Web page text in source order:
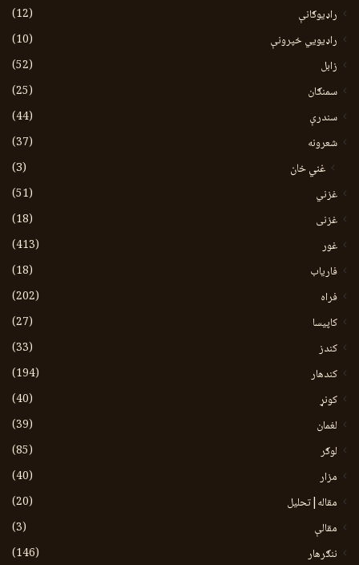
راډیوګانې
(12)
راډیويي خپرونې
(10)
زابل
(52)
سمنګان
(25)
سندرې
(44)
شعرونه
(37)
غني خان
(3)
غزني
(51)
غزنی
(18)
غور
(413)
فاریاب
(18)
فراه
(202)
کاپیسا
(27)
کندز
(33)
کندهار
(194)
کونړ
(40)
لغمان
(39)
لوګر
(85)
مزار
(40)
مقاله|تحلیل
(20)
مقالې
(3)
ننګرهار
(146)